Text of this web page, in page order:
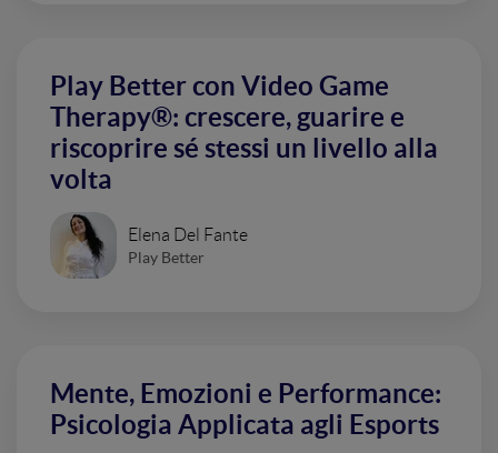
Play Better con Video Game
Therapy®: crescere, guarire e
riscoprire sé stessi un livello alla
volta
Elena Del Fante
Play Better
Mente, Emozioni e Performance:
Psicologia Applicata agli Esports